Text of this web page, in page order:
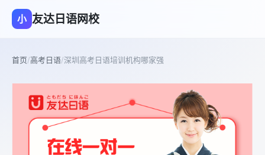
小 友达日语网校
首页/高考日语/深圳高考日语培训机构哪家强